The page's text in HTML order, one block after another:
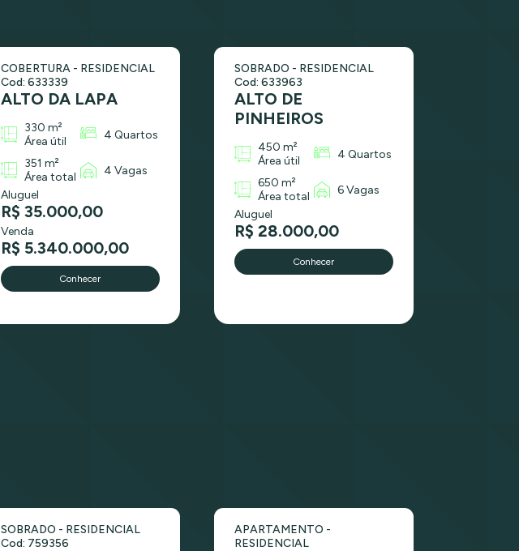
COBERTURA - RESIDENCIAL
Cod: 633339
ALTO DA LAPA
330 m²
Área útil
4 Quartos
351 m²
Área total
4 Vagas
Aluguel
R$ 35.000,00
Venda
R$ 5.340.000,00
Conhecer
SOBRADO - RESIDENCIAL
Cod: 633963
ALTO DE
PINHEIROS
450 m²
Área útil
4 Quartos
650 m²
Área total
6 Vagas
Aluguel
R$ 28.000,00
Conhecer
SOBRADO - RESIDENCIAL
Cod: 759356
APARTAMENTO -
RESIDENCIAL